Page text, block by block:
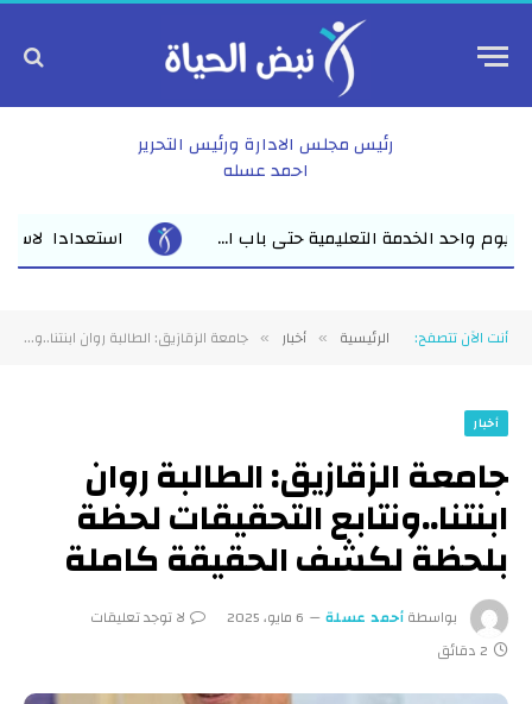
رئيس مجلس الادارة ورئيس التحرير
احمد عسله
استعدادا لاستقبال العام الدراسي الجديد وكيل أول
أنت الآن تتصفح: الرئيسية » أخبار » جامعة الزقازيق: الطالبة روان ابنتنا..ونتابع التحقيقات لحظة بلحظة لكشف الحقيقة كاملة
أخبار
جامعة الزقازيق: الطالبة روان
ابنتنا..ونتابع التحقيقات لحظة
بلحظة لكشف الحقيقة كاملة
بواسطةأحمد عسلة 6 مايو، 2025
لا توجد تعليقات
2 دقائق